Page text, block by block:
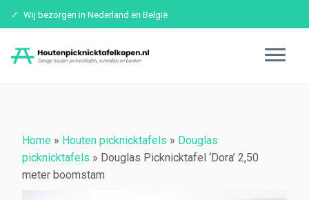
Wij bezorgen in Nederland en België
Home » Houten picknicktafels » Douglas
picknicktafels » Douglas Picknicktafel ‘Dora’ 2,50
meter boomstam